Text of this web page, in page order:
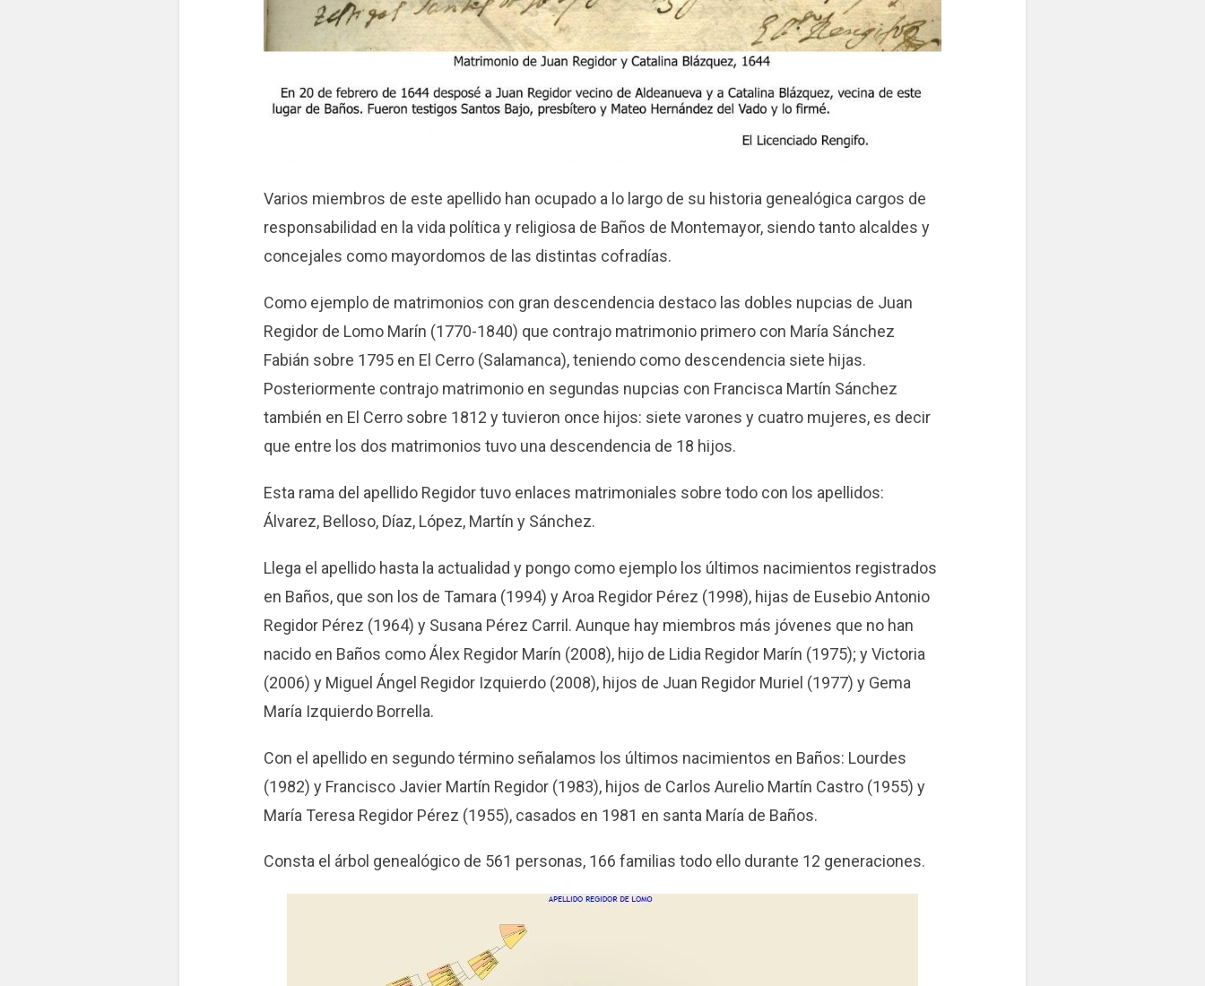
Varios miembros de este apellido han ocupado a lo largo de su historia genealógica cargos de
responsabilidad en la vida política y religiosa de Baños de Montemayor, siendo tanto alcaldes y
concejales como mayordomos de las distintas cofradías.
Como ejemplo de matrimonios con gran descendencia destaco las dobles nupcias de Juan
Regidor de Lomo Marín (1770-1840) que contrajo matrimonio primero con María Sánchez
Fabián sobre 1795 en El Cerro (Salamanca), teniendo como descendencia siete hijas.
Posteriormente contrajo matrimonio en segundas nupcias con Francisca Martín Sánchez
también en El Cerro sobre 1812 y tuvieron once hijos: siete varones y cuatro mujeres, es decir
que entre los dos matrimonios tuvo una descendencia de 18 hijos.
Esta rama del apellido Regidor tuvo enlaces matrimoniales sobre todo con los apellidos:
Álvarez, Belloso, Díaz, López, Martín y Sánchez.
Llega el apellido hasta la actualidad y pongo como ejemplo los últimos nacimientos registrados
en Baños, que son los de Tamara (1994) y Aroa Regidor Pérez (1998), hijas de Eusebio Antonio
Regidor Pérez (1964) y Susana Pérez Carril. Aunque hay miembros más jóvenes que no han
nacido en Baños como Álex Regidor Marín (2008), hijo de Lidia Regidor Marín (1975); y Victoria
(2006) y Miguel Ángel Regidor Izquierdo (2008), hijos de Juan Regidor Muriel (1977) y Gema
María Izquierdo Borrella.
Con el apellido en segundo término señalamos los últimos nacimientos en Baños: Lourdes
(1982) y Francisco Javier Martín Regidor (1983), hijos de Carlos Aurelio Martín Castro (1955) y
María Teresa Regidor Pérez (1955), casados en 1981 en santa María de Baños.
Consta el árbol genealógico de 561 personas, 166 familias todo ello durante 12 generaciones.